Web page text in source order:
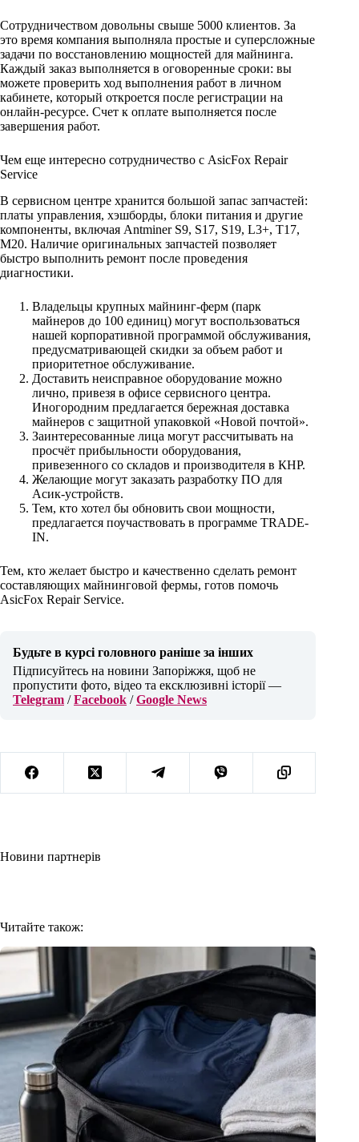
Сотрудничеством довольны свыше 5000 клиентов. За
это время компания выполняла простые и суперсложные
задачи по восстановлению мощностей для майнинга.
Каждый заказ выполняется в оговоренные сроки: вы
можете проверить ход выполнения работ в личном
кабинете, который откроется после регистрации на
онлайн-ресурсе. Счет к оплате выполняется после
завершения работ.
Чем еще интересно сотрудничество с AsicFox Repair
Service
В сервисном центре хранится большой запас запчастей:
платы управления, хэшборды, блоки питания и другие
компоненты, включая Antminer S9, S17, S19, L3+, T17,
M20. Наличие оригинальных запчастей позволяет
быстро выполнить ремонт после проведения
диагностики.
Владельцы крупных майнинг-ферм (парк
майнеров до 100 единиц) могут воспользоваться
нашей корпоративной программой обслуживания,
предусматривающей скидки за объем работ и
приоритетное обслуживание.
Доставить неисправное оборудование можно
лично, привезя в офисе сервисного центра.
Иногородним предлагается бережная доставка
майнеров с защитной упаковкой «Новой почтой».
Заинтересованные лица могут рассчитывать на
просчёт прибыльности оборудования,
привезенного со складов и производителя в КНР.
Желающие могут заказать разработку ПО для
Асик-устройств.
Тем, кто хотел бы обновить свои мощности,
предлагается поучаствовать в программе TRADE-
IN.
Тем, кто желает быстро и качественно сделать ремонт
составляющих майнинговой фермы, готов помочь
AsicFox Repair Service.
Будьте в курсі головного раніше за інших
Підписуйтесь на новини Запоріжжя, щоб не
пропустити фото, відео та ексклюзивні історії —
Telegram /Facebook /Google News
Новини партнерів
Читайте також: